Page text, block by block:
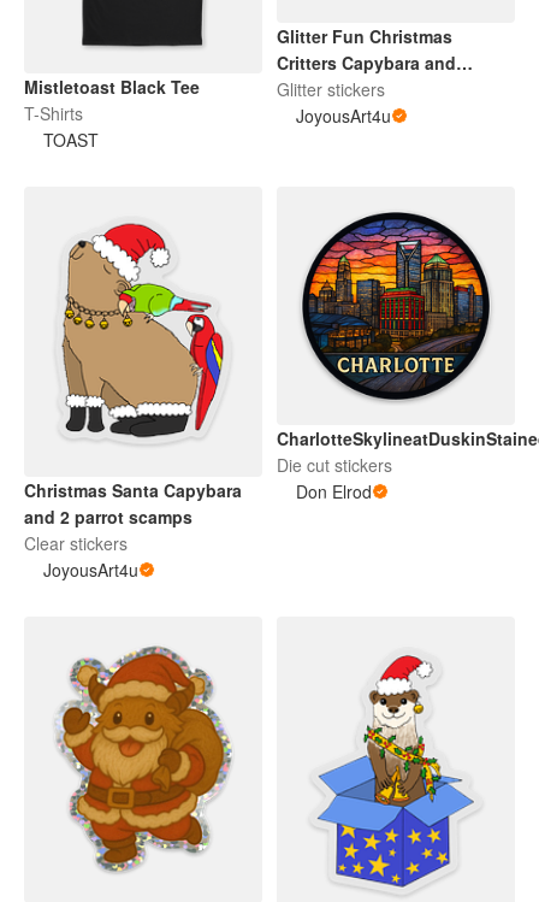
Mistletoast Black Tee
T-Shirts
TOAST
Glitter Fun Christmas
Critters Capybara and
Others
Glitter stickers
JoyousArt4u
Christmas Santa Capybara
and 2 parrot scamps
Clear stickers
JoyousArt4u
Die cut stickers
Don Elrod